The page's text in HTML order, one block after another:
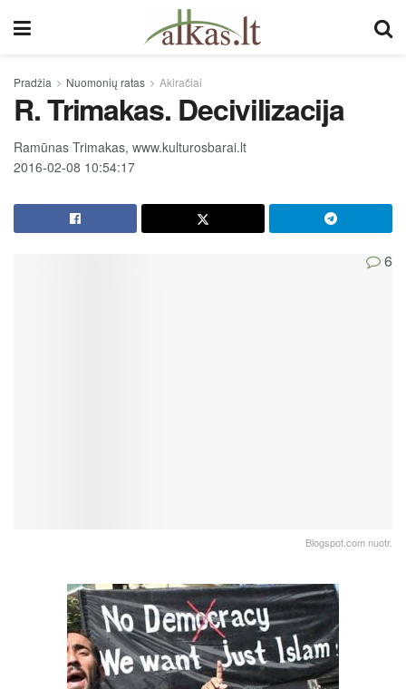
Pradžia Nuomonių ratas Akiračiai
R. Trimakas. Decivilizacija
Ramūnas Trimakas, www.kulturosbarai.lt
2016-02-08 10:54:17
6
Blogspot.com nuotr.